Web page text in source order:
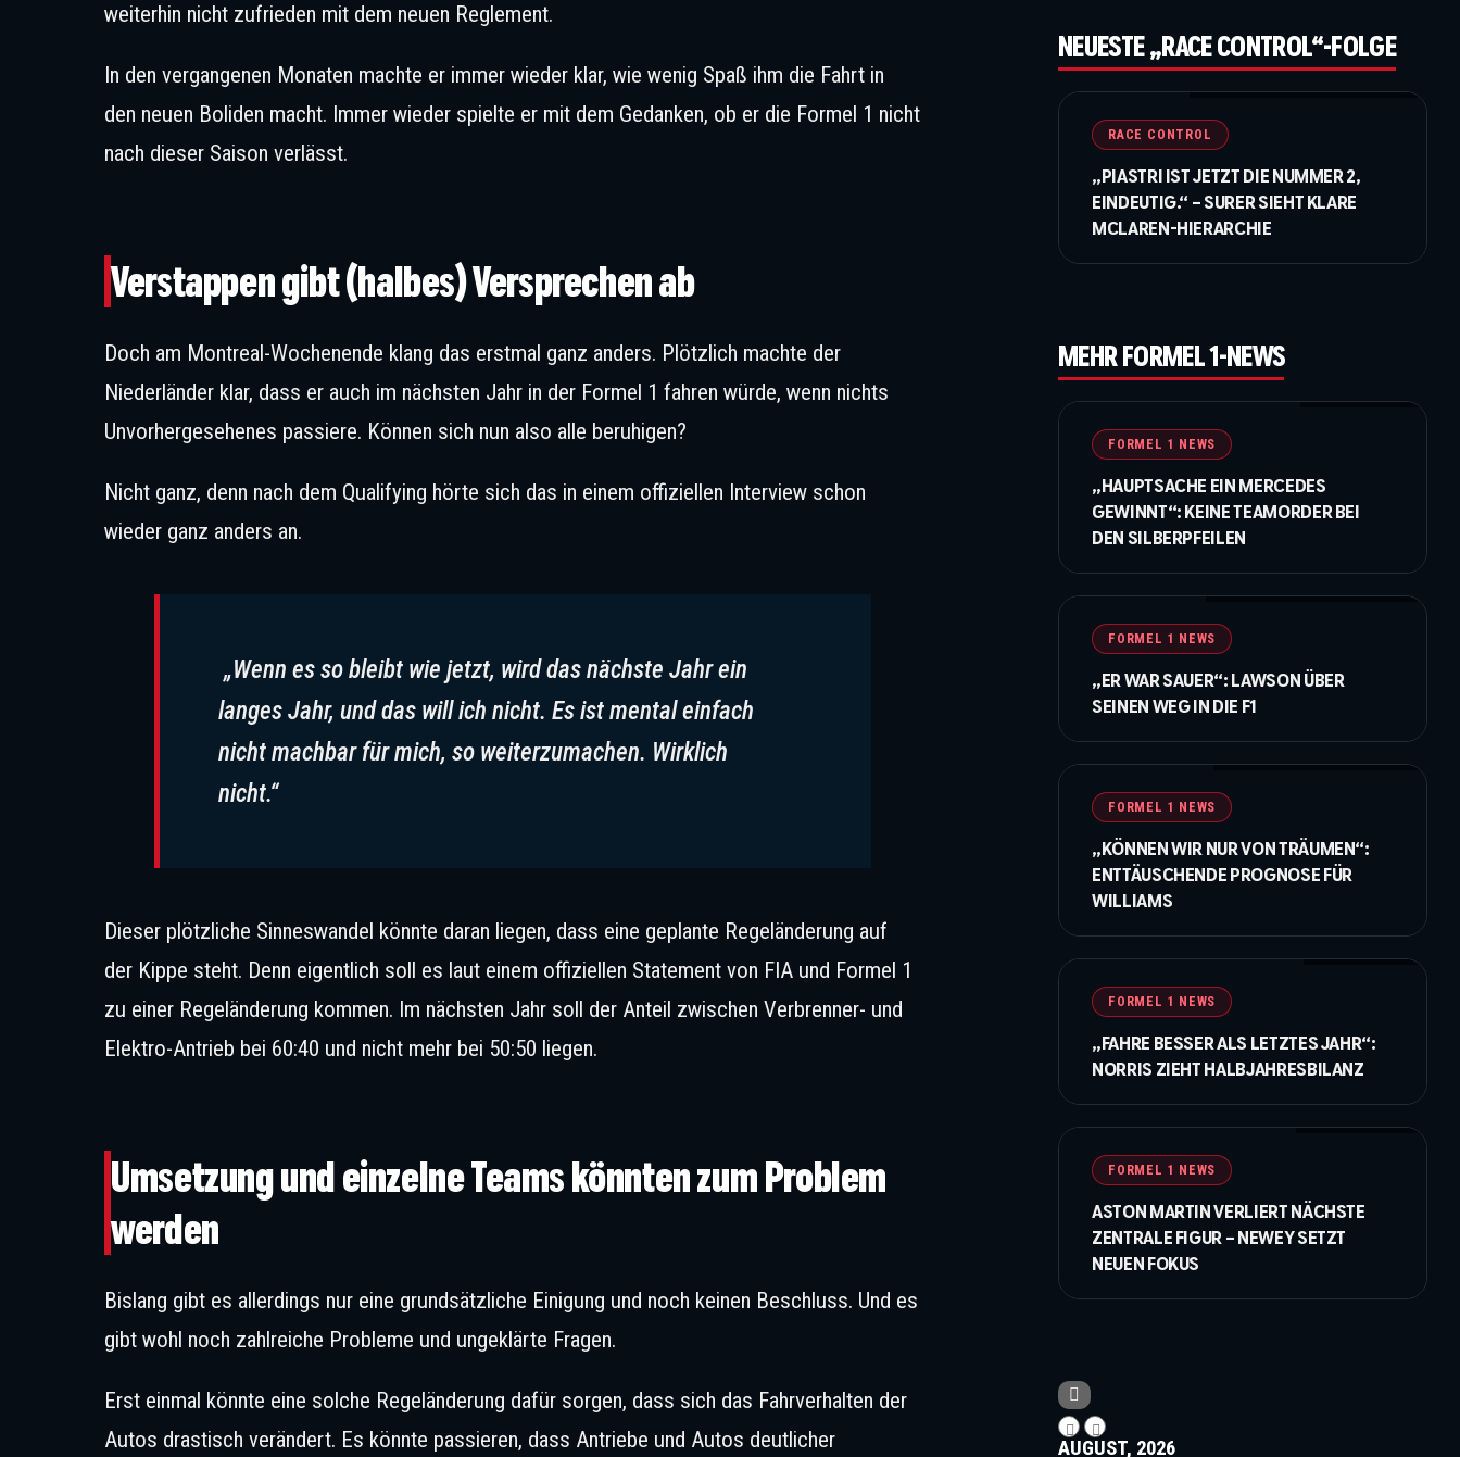
weiterhin nicht zufrieden mit dem neuen Reglement.
In den vergangenen Monaten machte er immer wieder klar, wie wenig Spaß ihm die Fahrt in
den neuen Boliden macht. Immer wieder spielte er mit dem Gedanken, ob er die Formel 1 nicht
nach dieser Saison verlässt.
Verstappen gibt (halbes) Versprechen ab
Doch am Montreal-Wochenende klang das erstmal ganz anders. Plötzlich machte der
Niederländer klar, dass er auch im nächsten Jahr in der Formel 1 fahren würde, wenn nichts
Unvorhergesehenes passiere. Können sich nun also alle beruhigen?
Nicht ganz, denn nach dem Qualifying hörte sich das in einem offiziellen Interview schon
wieder ganz anders an.
„Wenn es so bleibt wie jetzt, wird das nächste Jahr ein
langes Jahr, und das will ich nicht. Es ist mental einfach
nicht machbar für mich, so weiterzumachen. Wirklich
nicht.“
Dieser plötzliche Sinneswandel könnte daran liegen, dass eine geplante Regeländerung auf
der Kippe steht. Denn eigentlich soll es laut einem offiziellen Statement von FIA und Formel 1
zu einer Regeländerung kommen. Im nächsten Jahr soll der Anteil zwischen Verbrenner- und
Elektro-Antrieb bei 60:40 und nicht mehr bei 50:50 liegen.
Umsetzung und einzelne Teams könnten zum Problem
werden
Bislang gibt es allerdings nur eine grundsätzliche Einigung und noch keinen Beschluss. Und es
gibt wohl noch zahlreiche Probleme und ungeklärte Fragen.
Erst einmal könnte eine solche Regeländerung dafür sorgen, dass sich das Fahrverhalten der
Autos drastisch verändert. Es könnte passieren, dass Antriebe und Autos deutlicher
NEUESTE „RACE CONTROL“-FOLGE
RACE CONTROL
„PIASTRI IST JETZT DIE NUMMER 2,
EINDEUTIG.“ – SURER SIEHT KLARE
MCLAREN-HIERARCHIE
MEHR FORMEL 1-NEWS
FORMEL 1 NEWS
„HAUPTSACHE EIN MERCEDES
GEWINNT“: KEINE TEAMORDER BEI
DEN SILBERPFEILEN
FORMEL 1 NEWS
„ER WAR SAUER“: LAWSON ÜBER
SEINEN WEG IN DIE F1
FORMEL 1 NEWS
„KÖNNEN WIR NUR VON TRÄUMEN“:
ENTTÄUSCHENDE PROGNOSE FÜR
WILLIAMS
FORMEL 1 NEWS
„FAHRE BESSER ALS LETZTES JAHR“:
NORRIS ZIEHT HALBJAHRESBILANZ
FORMEL 1 NEWS
ASTON MARTIN VERLIERT NÄCHSTE
ZENTRALE FIGUR – NEWEY SETZT
NEUEN FOKUS
AUGUST, 2026